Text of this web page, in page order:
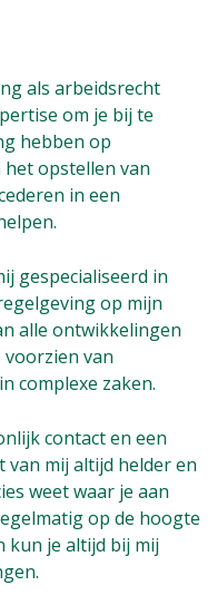
als arbeidsrecht
om je bij te
hebben op
opstellen van
in een
gespecialiseerd in
op mijn
alle ontwikkelingen
van
complexe zaken.
contact en een
mij altijd helder en
weet waar je aan
op de hoogte
kun je altijd bij mij